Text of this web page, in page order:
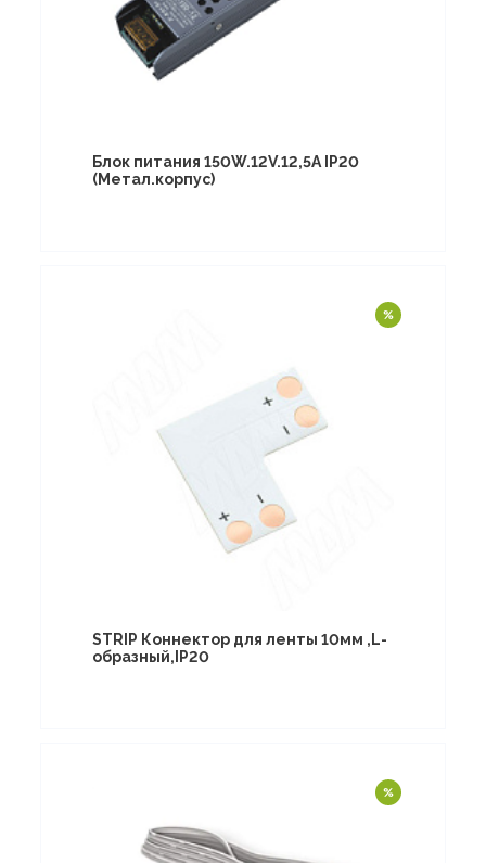
Блок питания 150W.12V.12,5A IP20
(Метал.корпус)
STRIP Коннектор для ленты 10мм ,L-
образный,IP20